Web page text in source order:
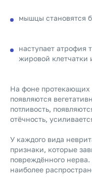
мышцы становятся
наступает
жировой клетчатки
На фоне протекающих
появляются
потливость,
отёчность,
У каждого вида
признаки, которые
повреждённого
наиболее